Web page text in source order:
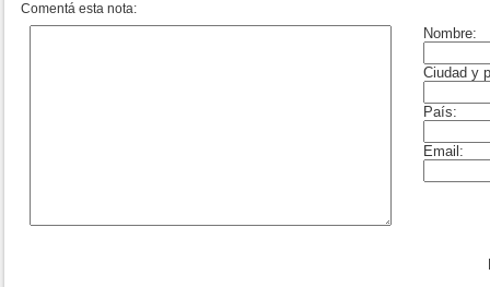
Comentá esta nota: